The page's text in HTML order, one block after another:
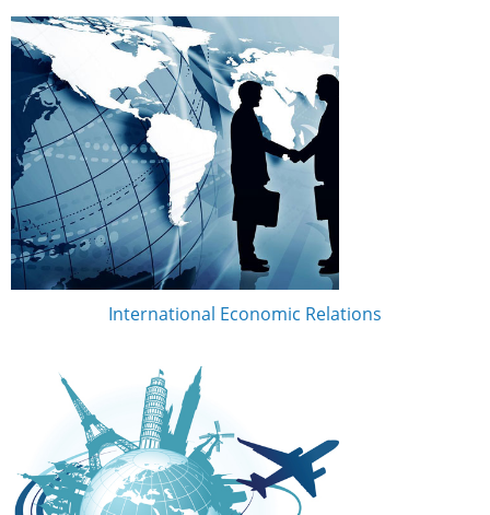
International Economic Relations